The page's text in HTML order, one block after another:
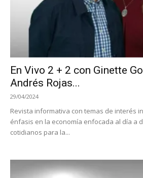
En Vivo 2 + 2 con Ginette
Andrés Rojas...
29/04/2024
Revista informativa con temas de interés
énfasis en la economía enfocada al día a
cotidianos para la...